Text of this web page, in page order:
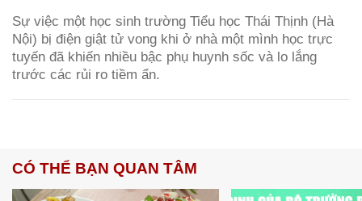
Sự việc một học sinh trường Tiểu học Thái Thịnh (Hà
Nội) bị điện giật tử vong khi ở nhà một mình học trực
tuyến đã khiến nhiều bậc phụ huynh sốc và lo lắng
trước các rủi ro tiềm ẩn.
CÓ THỂ BẠN QUAN TÂM